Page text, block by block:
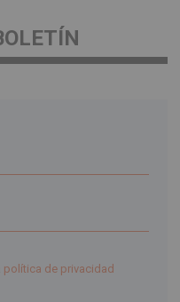
política de privacidad